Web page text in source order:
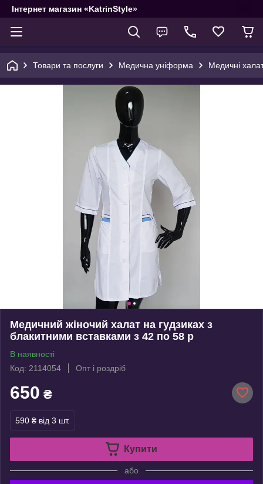
Інтернет магазин «KatrinStyle»
Товари та послуги Медична уніформа Медичні
Медичний жіночий халат на гудзиках з
блакитними вставками з 42 по 58 р
В наявності
Код: 2114054
Опт і роздріб
650 ₴
590 ₴ від 3 шт.
Купити
або